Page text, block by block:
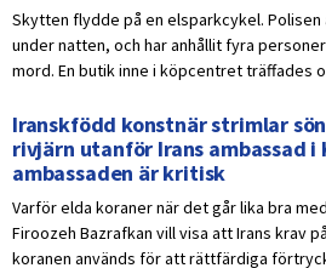
Skytten flydde på en elsparkcykel.
under natten, och har anhållit fyra
mord. En butik inne i köpcentret träffades
Iranskfödd konstnär strimlar
rivjärn utanför Irans ambassad i
ambassaden är kritisk
Varför elda koraner när det går lika bra
Firoozeh Bazrafkan vill visa att Irans krav
koranen används för att rättfärdiga